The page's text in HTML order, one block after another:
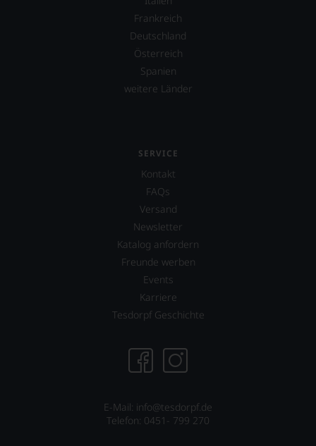
Frankreich
Deutschland
Österreich
Spanien
weitere Länder
SERVICE
Kontakt
FAQs
Versand
Newsletter
Katalog anfordern
Freunde werben
Events
Karriere
Tesdorpf Geschichte
E-Mail: info@tesdorpf.de
Telefon: 0451- 799 270